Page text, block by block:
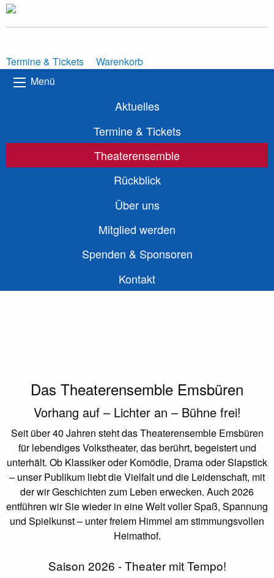
Termine & Tickets
Warenkorb
Menü
Aktuelles
Termine & Tickets
Theaterensemble
Rückblick
Über uns
Mitglied werden
Spenden & Sponsoren
Kontakt
Das Theaterensemble Emsbüren
Vorhang auf – Lichter an – Bühne frei!
Seit über 40 Jahren steht das Theaterensemble Emsbüren
für lebendiges Volkstheater, das berührt, begeistert und
unterhält. Ob Klassiker oder Komödie, Drama oder Slapstick
– unser Publikum liebt die Vielfalt und die Leidenschaft, mit
der wir Geschichten zum Leben erwecken. Auch 2026
entführen wir Sie wieder in eine Welt voller Spaß, Spannung
und Spielkunst – unter freiem Himmel am stimmungsvollen
Heimathof.
Saison 2026 - Theater mit Tempo!